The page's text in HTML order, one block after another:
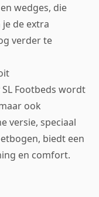
wedges, die
de extra
verder te
Footbeds wordt
ook
versie, speciaal
biedt een
en comfort.